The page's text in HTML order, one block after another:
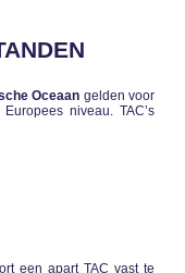
Oceaan gelden voor
niveau. TAC’s
een apart TAC vast te